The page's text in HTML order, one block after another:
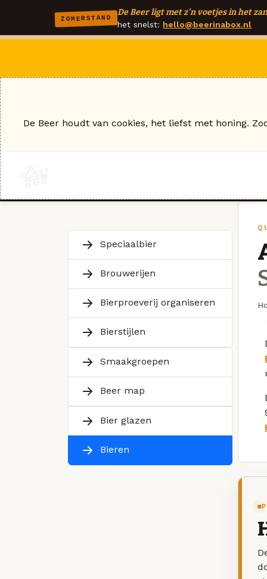
ZOMERSTAND
De Beer ligt met z'n voetjes in het
het snelst: hello@beerinabox.nl
Speciaalbier
Brouwerijen
Bierproeverij organiseren
Bierstijlen
Smaakgroepen
Beer map
Bier glazen
Bieren
De Beer houdt van cookies, het liefst met honing.